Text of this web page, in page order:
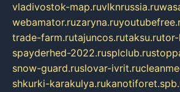
vladivostok-map.ruvlknrussia.ru
webamator.ruzaryna.ru
trade-farm.rutajuncos.rutaksu.ru
spayderhed-2022.rusplclub.ru
snow-guard.ruslovar-ivrit.ru
shkurki-karakulya.ru